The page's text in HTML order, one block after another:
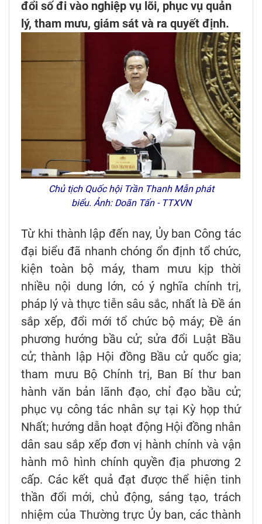
đổi số đi vào nghiệp vụ lõi, phục vụ quản
lý, tham mưu, giám sát và ra quyết định.
Chủ tịch Quốc hội Trần Thanh Mẫn phát
biểu. Ảnh: Doãn Tấn - TTXVN
Từ khi thành lập đến nay, Ủy ban Công tác
đại biểu đã nhanh chóng ổn định tổ chức,
kiện toàn bộ máy, tham mưu kịp thời
nhiều nội dung lớn, có ý nghĩa chính trị,
pháp lý và thực tiễn sâu sắc, nhất là Đề án
sắp xếp, đổi mới tổ chức bộ máy; Đề án
phương hướng bầu cử; sửa đổi Luật Bầu
cử; thành lập Hội đồng Bầu cử quốc gia;
tham mưu Bộ Chính trị, Ban Bí thư ban
hành văn bản lãnh đạo, chỉ đạo bầu cử;
phục vụ công tác nhân sự tại Kỳ họp thứ
Nhất; hướng dẫn hoạt động Hội đồng nhân
dân sau sắp xếp đơn vị hành chính và vận
hành mô hình chính quyền địa phương 2
cấp. Các kết quả đạt được thể hiện tinh
thần đổi mới, chủ động, sáng tạo, trách
nhiệm của Thường trực Ủy ban, các thành